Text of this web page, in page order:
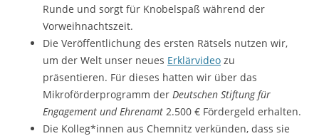
Runde und sorgt für Knobelspaß während der
Vorweihnachtszeit.
Die Veröffentlichung des ersten Rätsels nutzen wir,
um der Welt unser neues Erklärvideo zu
präsentieren. Für dieses hatten wir über das
Mikroförderprogramm der Deutschen Stiftung für
Engagement und Ehrenamt 2.500 € Fördergeld erhalten.
Die Kolleg*innen aus Chemnitz verkünden, dass sie